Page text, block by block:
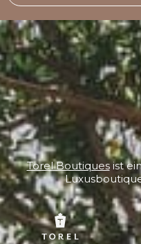
Torel Boutiquesist